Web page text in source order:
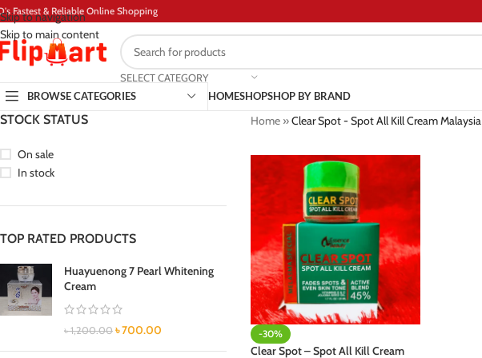
Skip to navigation
Skip to main content
Fastest & Reliable Online Shopping
SELECT CATEGORY
BROWSE CATEGORIES
HOMESHOPSHOP BY BRAND
STOCK STATUS
On sale
In stock
TOP RATED PRODUCTS
Huayuenong 7 Pearl Whitening
Cream
৳1,200.00 ৳700.00
Home»Clear Spot - Spot All Kill Cream Malaysia
-30%
Clear Spot – Spot All Kill Cream